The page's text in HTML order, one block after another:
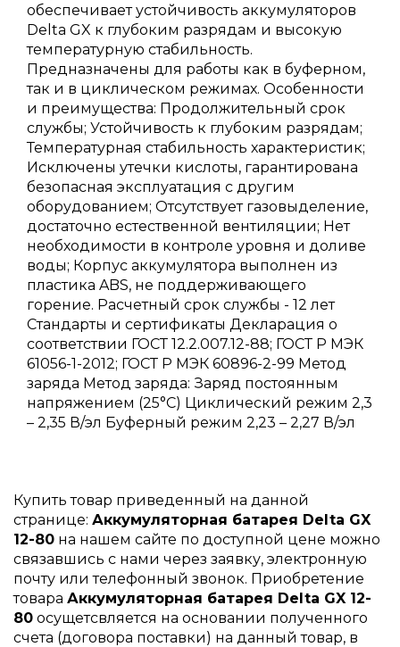
обеспечивает устойчивость аккумуляторов
Delta GX к глубоким разрядам и высокую
температурную стабильность.
Предназначены для работы как в буферном,
так и в циклическом режимах. Особенности
и преимущества: Продолжительный срок
службы; Устойчивость к глубоким разрядам;
Температурная стабильность характеристик;
Исключены утечки кислоты, гарантирована
безопасная эксплуатация с другим
оборудованием; Отсутствует газовыделение,
достаточно естественной вентиляции; Нет
необходимости в контроле уровня и доливе
воды; Корпус аккумулятора выполнен из
пластика ABS, не поддерживающего
горение. Расчетный срок службы - 12 лет
Стандарты и сертификаты Декларация о
соответствии ГОСТ 12.2.007.12-88; ГОСТ Р МЭК
61056-1-2012; ГОСТ Р МЭК 60896-2-99 Метод
заряда Метод заряда: Заряд постоянным
напряжением (25°С) Циклический режим 2,3
– 2,35 В/эл Буферный режим 2,23 – 2,27 В/эл
Купить товар приведенный на данной
странице: Аккумуляторная батарея Delta GX
12-80 на нашем сайте по доступной цене можно
связавшись с нами через заявку, электронную
почту или телефонный звонок. Приобретение
товара Аккумуляторная батарея Delta GX 12-
80 осущетсвляется на основании полученного
счета (договора поставки) на данный товар, в